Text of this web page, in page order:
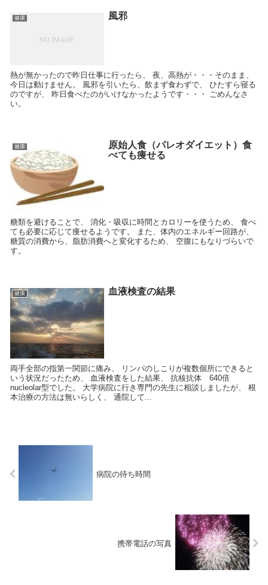
健康 風邪
熱が無かったので昨日仕事に行ったら、 夜、高熱が・・・そのまま、
今日は動けません。 風邪を引いたら、飲まず食わずで、 ひたすら寝る
のですが、 昨日食べたのがいけなかったようです・・・ ごめんなさ
い。
健康
原始人食（パレオダイエット）食
べても痩せる
糖類を避けることで、 消化・吸収に時間とカロリーを使うため、 食べ
ても必要に応じて痩せるようです。 また、体内のエネルギー回路が、
糖質の消費から、脂肪消費へと変化するため、 空腹にもなりづらいで
す。
健康 血液検査の結果
両手全部の指第一関節に痛み、 リンパのしこりが複数個所にできると
いう状況だったため、 血液検査をした結果、 抗核抗体 640倍
nucleolar型でした。 大学病院に行き専門の先生に相談しましたが、 根
本治療の方法は無いらしく、 通院して...
病院の待ち時間
携帯電話の写真